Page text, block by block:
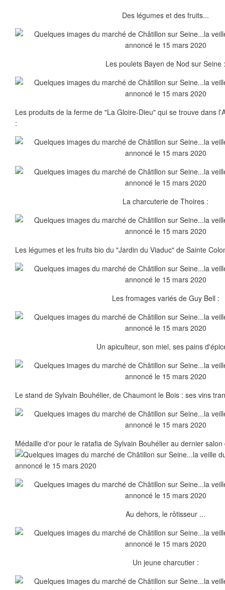
Des légumes et des fruits...
Les poulets Bayen de Nod sur Seine
Les produits de la ferme de "La Gloire-Dieu" qui se trouve dans
:
La charcuterie de Thoires :
Les légumes et les fruits bio du "Jardin du Viaduc" de Sainte
Les fromages variés de Guy Bell :
Un apiculteur, son miel, ses pains
Le stand de Sylvain Bouhélier, de Chaumont le Bois : ses vins
Médaille d'or pour le ratafia de Sylvain Bouhélier au dernier
Au dehors, le rôtisseur ...
Un jeune charcutier :